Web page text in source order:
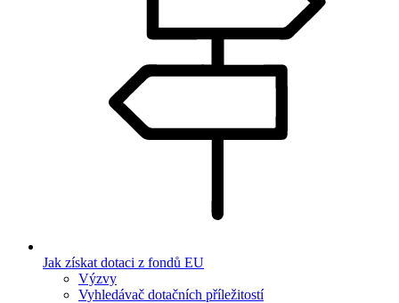
Jak získat dotaci z fondů EU
Výzvy
Vyhledávač dotačních příležitostí